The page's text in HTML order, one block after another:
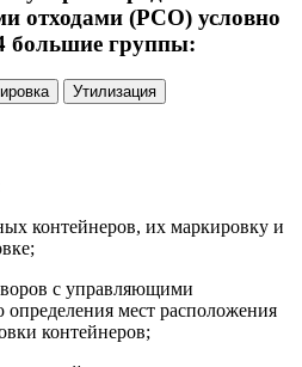
отходами (РСО) условно
большие группы:
Утилизация
контейнеров, их маркировку и
с управляющими
мест расположения
контейнеров;